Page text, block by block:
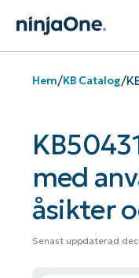
Hem/KB Catalog/
med
åsikter
Senast uppdaterad